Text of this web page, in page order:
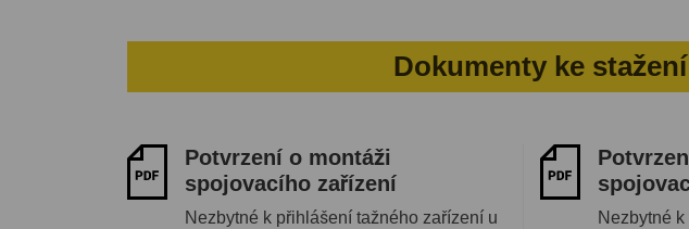
Dokumenty ke
Potvrzení o montáži
spojovacího zařízení
Nezbytné k přihlášení tažného zařízení u
Nezbytné